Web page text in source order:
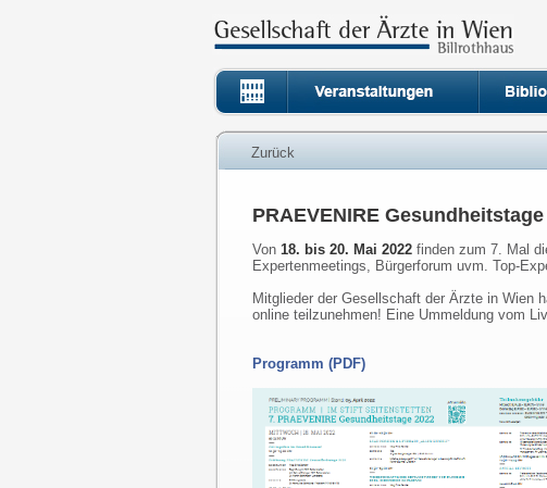
Zurück
PRAEVENIRE
Von 18. bis 20. Mai 2022 finden zum 7. Mal
Expertenmeetings, Bürgerforum uvm. Top-
Mitglieder der Gesellschaft der Ärzte in Wien
online teilzunehmen! Eine Ummeldung vom
Programm (PDF)